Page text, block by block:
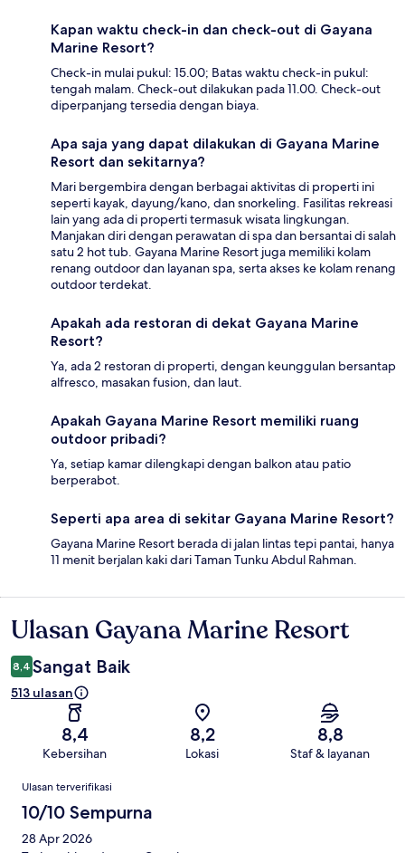
Kapan waktu check-in dan check-out di Gayana
Marine Resort?
Check-in mulai pukul: 15.00; Batas waktu check-in pukul:
tengah malam. Check-out dilakukan pada 11.00. Check-out
diperpanjang tersedia dengan biaya.
Apa saja yang dapat dilakukan di Gayana Marine
Resort dan sekitarnya?
Mari bergembira dengan berbagai aktivitas di properti ini
seperti kayak, dayung/kano, dan snorkeling. Fasilitas rekreasi
lain yang ada di properti termasuk wisata lingkungan.
Manjakan diri dengan perawatan di spa dan bersantai di salah
satu 2 hot tub. Gayana Marine Resort juga memiliki kolam
renang outdoor dan layanan spa, serta akses ke kolam renang
outdoor terdekat.
Apakah ada restoran di dekat Gayana Marine
Resort?
Ya, ada 2 restoran di properti, dengan keunggulan bersantap
alfresco, masakan fusion, dan laut.
Apakah Gayana Marine Resort memiliki ruang
outdoor pribadi?
Ya, setiap kamar dilengkapi dengan balkon atau patio
berperabot.
Seperti apa area di sekitar Gayana Marine Resort?
Gayana Marine Resort berada di jalan lintas tepi pantai, hanya
11 menit berjalan kaki dari Taman Tunku Abdul Rahman.
Ulasan
Ulasan Gayana Marine Resort
8,4 Sangat Baik
513 ulasan
8,4
Kebersihan
8,2
Lokasi
8,8
Staf & layanan
Ulasan
Ulasan terverifikasi
10/10 Sempurna
28 Apr 2026